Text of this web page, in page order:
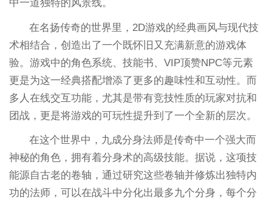
中一道独特的风景线。
在名扬传奇的世界里，2D游戏的经典画风与现代技
术相结合，创造出了一个既怀旧又充满新意的游戏体
验。游戏中的角色系统、技能书、VIP顶赞NPC等元素
更是为这一经典搭配增添了更多的趣味性和互动性。而
多人在线交互功能，尤其是带有竞技性质的玩家对抗和
团战，更是将游戏的可玩性提升到了一个全新的层次。
在这个世界中，九成分身法师是传奇中一个强大而
神秘的角色，拥有着分身术的高级技能。据说，这项技
能源自古老的卷轴，通过研究这些卷轴并修炼出独特内
功的法师，可以在战斗中分化出最多九个分身，每个分